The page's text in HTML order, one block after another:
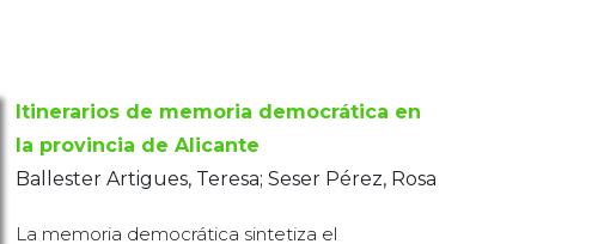
Itinerarios de memoria democrática en
la provincia de Alicante
Ballester Artigues, Teresa; Seser Pérez, Rosa
La memoria democrática sintetiza el